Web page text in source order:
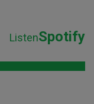
ListenSpotify